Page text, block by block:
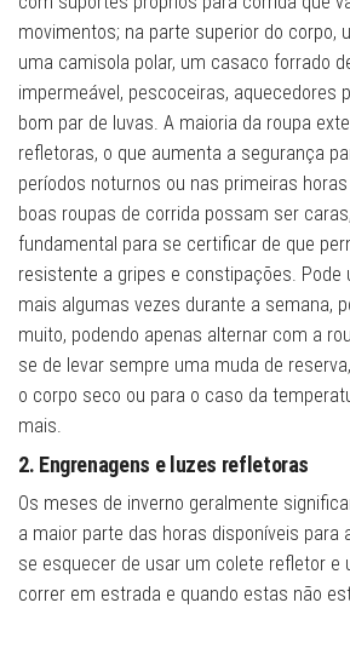
movimentos; na parte superior do corpo,
uma camisola polar, um casaco forrado
impermeável, pescoceiras, aquecedores
bom par de luvas. A maioria da roupa
refletoras, o que aumenta a segurança
períodos noturnos ou nas primeiras
boas roupas de corrida possam ser
fundamental para se certificar de que
resistente a gripes e constipações. Pode
mais algumas vezes durante a semana,
muito, podendo apenas alternar com a
se de levar sempre uma muda de
o corpo seco ou para o caso da
mais.
2. Engrenagens e luzes refletoras
Os meses de inverno geralmente
a maior parte das horas disponíveis para
se esquecer de usar um colete refletor e
correr em estrada e quando estas não